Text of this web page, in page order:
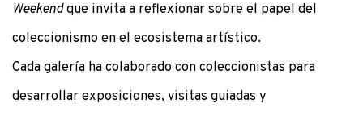
Weekendque invita a reflexionar sobre el papel del
coleccionismo en el ecosistema artístico.
Cada galería ha colaborado con coleccionistas para
desarrollar exposiciones, visitas guiadas y